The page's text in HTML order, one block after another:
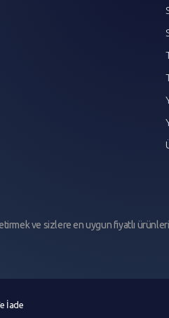
ve sizlere en uygun fiyatlı
İade